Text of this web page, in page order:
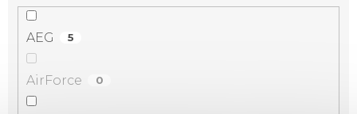
AEG 5
AirForce 0